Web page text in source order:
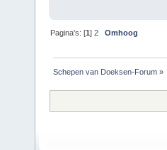
Pagina's: [1]2 Omhoog
Schepen van Doeksen-Forum »